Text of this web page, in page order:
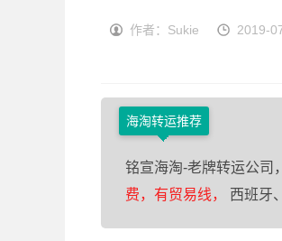
作者：Sukie 2019-
海淘转运推荐
铭宣海淘-老牌转运公司，
费，有贸易线，
西班牙